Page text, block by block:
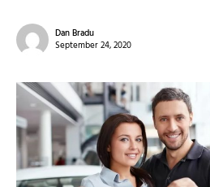
Dan Bradu
September 24, 2020